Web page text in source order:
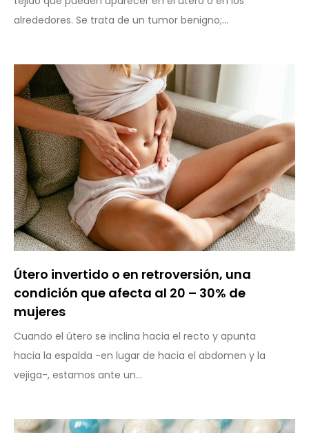
alrededores. Se trata de un tumor benigno;...
Útero invertido o en retroversión, una
condición que afecta al 20 – 30% de
mujeres
Cuando el útero se inclina hacia el recto y apunta
hacia la espalda -en lugar de hacia el abdomen y la
vejiga-, estamos ante un...